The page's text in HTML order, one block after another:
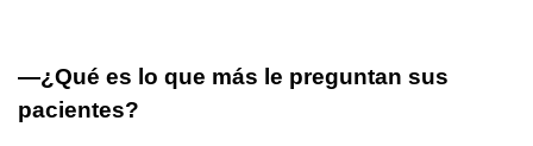
—¿Qué es lo que más le preguntan sus
pacientes?